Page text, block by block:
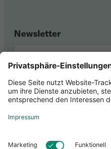
Newsletter
Youtube